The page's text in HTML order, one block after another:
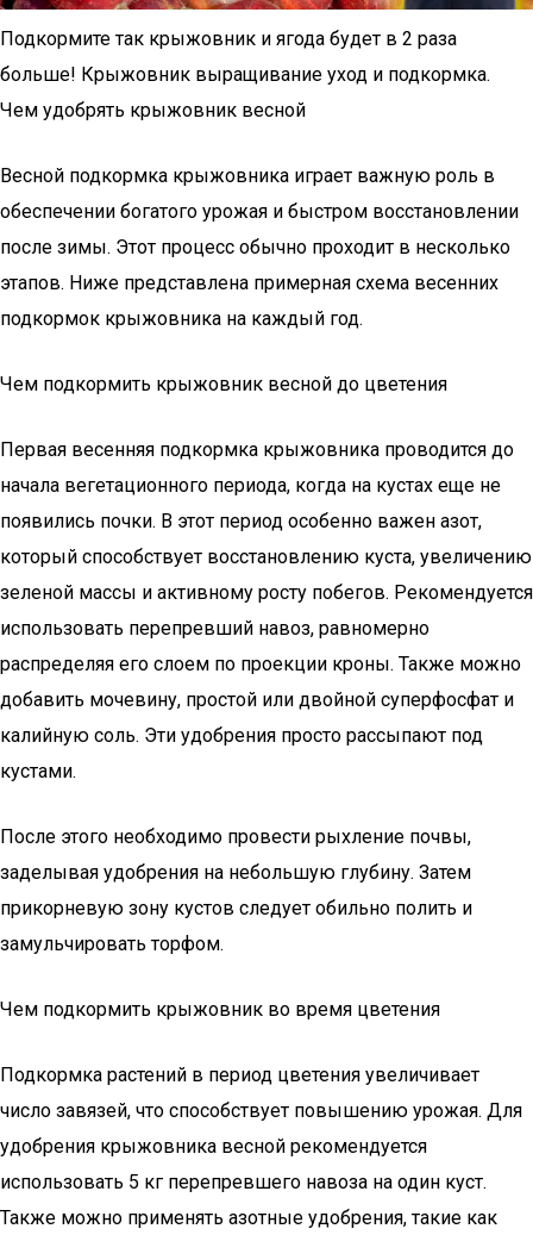
Подкормите так крыжовник и ягода будет в 2 раза
больше! Крыжовник выращивание уход и подкормка.
Чем удобрять крыжовник весной
Весной подкормка крыжовника играет важную роль в
обеспечении богатого урожая и быстром восстановлении
после зимы. Этот процесс обычно проходит в несколько
этапов. Ниже представлена примерная схема весенних
подкормок крыжовника на каждый год.
Чем подкормить крыжовник весной до цветения
Первая весенняя подкормка крыжовника проводится до
начала вегетационного периода, когда на кустах еще не
появились почки. В этот период особенно важен азот,
который способствует восстановлению куста, увеличению
зеленой массы и активному росту побегов. Рекомендуется
использовать перепревший навоз, равномерно
распределяя его слоем по проекции кроны. Также можно
добавить мочевину, простой или двойной суперфосфат и
калийную соль. Эти удобрения просто рассыпают под
кустами.
После этого необходимо провести рыхление почвы,
заделывая удобрения на небольшую глубину. Затем
прикорневую зону кустов следует обильно полить и
замульчировать торфом.
Чем подкормить крыжовник во время цветения
Подкормка растений в период цветения увеличивает
число завязей, что способствует повышению урожая. Для
удобрения крыжовника весной рекомендуется
использовать 5 кг перепревшего навоза на один куст.
Также можно применять азотные удобрения, такие как